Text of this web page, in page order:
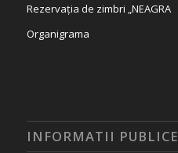
Rezervația de zimbri „NEAGRA
Organigrama
INFORMATII PUBLICE